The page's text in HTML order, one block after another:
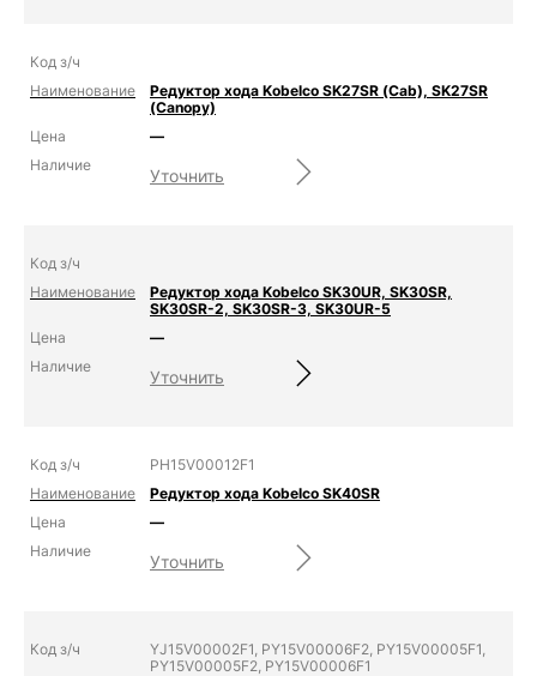
Редуктор хода Kobelco SK27SR (Cab), SK27SR
(Canopy)
—
Уточнить
Редуктор хода Kobelco SK30UR, SK30SR,
SK30SR-2, SK30SR-3, SK30UR-5
—
Уточнить
PH15V00012F1
Редуктор хода Kobelco SK40SR
—
Уточнить
YJ15V00002F1, PY15V00006F2, PY15V00005F1,
PY15V00005F2, PY15V00006F1